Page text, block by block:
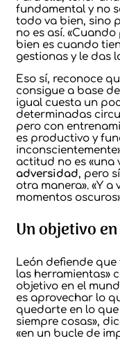
fundamental y no
todo va bien, sino
no es así.
bien es cuando
gestionas y le das
Eso sí, reconoce
consigue a base
igual cuesta un
determinadas
pero con
es productivo y
actitud no es «una
adversidad, pero
otra manera». «Y a
momentos
Un objetivo
León defiende que
las herramientas»
objetivo en el
es aprovechar lo
quedarte en lo
siempre cosas»,
«en un bucle de